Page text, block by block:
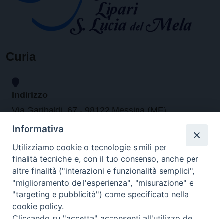
Curia
Indirizzo
Via Garibaldi, 67 - 98122 Messina (ME)
Orari
da lunedi al venerdi dalle ore 9.30 alle 12.30
Contatti
Informativa
Utilizziamo cookie o tecnologie simili per
finalità tecniche e, con il tuo consenso, anche per
altre finalità ("interazioni e funzionalità semplici",
"miglioramento dell'esperienza", "misurazione" e
"targeting e pubblicità") come specificato nella
cookie policy.